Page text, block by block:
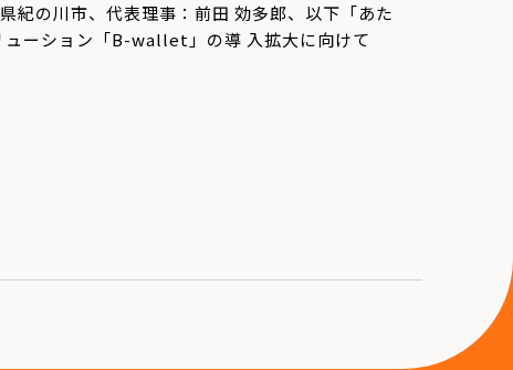
紀の川市、代表理事：前田 効多郎、以下「あた
ューション「B-wallet」の導 入拡大に向けて